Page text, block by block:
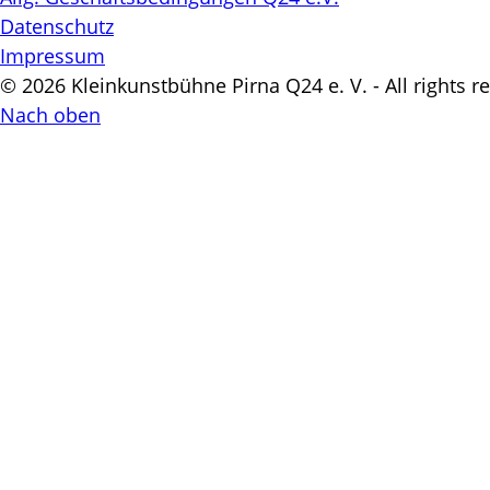
Datenschutz
Impressum
© 2026 Kleinkunstbühne Pirna Q24 e. V. - All rights
Nach oben